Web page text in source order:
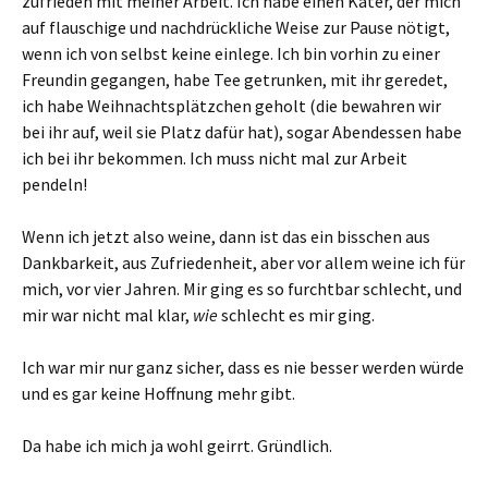
auf flauschige und nachdrückliche Weise zur Pause nötigt,
wenn ich von selbst keine einlege. Ich bin vorhin zu einer
Freundin gegangen, habe Tee getrunken, mit ihr geredet,
ich habe Weihnachtsplätzchen geholt (die bewahren wir
bei ihr auf, weil sie Platz dafür hat), sogar Abendessen habe
ich bei ihr bekommen. Ich muss nicht mal zur Arbeit
pendeln!
Wenn ich jetzt also weine, dann ist das ein bisschen aus
Dankbarkeit, aus Zufriedenheit, aber vor allem weine ich für
mich, vor vier Jahren. Mir ging es so furchtbar schlecht, und
mir war nicht mal klar, wieschlecht es mir ging.
Ich war mir nur ganz sicher, dass es nie besser werden würde
und es gar keine Hoffnung mehr gibt.
Da habe ich mich ja wohl geirrt. Gründlich.